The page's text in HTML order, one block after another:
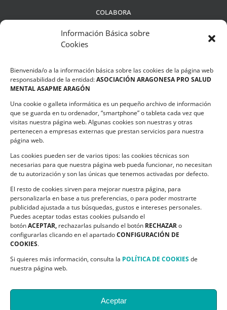
Información Básica sobre
Cookies
Bienvenida/o a la información básica sobre las cookies de la página web
responsabilidad de la entidad:ASOCIACIÓN ARAGONESA PRO SALUD
MENTAL ASAPME ARAGÓN
Una cookie o galleta informática es un pequeño archivo de información
que se guarda en tu ordenador, “smartphone” o tableta cada vez que
visitas nuestra página web. Algunas cookies son nuestras y otras
pertenecen a empresas externas que prestan servicios para nuestra
página web.
Las cookies pueden ser de varios tipos: las cookies técnicas son
necesarias para que nuestra página web pueda funcionar, no necesitan
de tu autorización y son las únicas que tenemos activadas por defecto.
El resto de cookies sirven para mejorar nuestra página, para
personalizarla en base a tus preferencias, o para poder mostrarte
publicidad ajustada a tus búsquedas, gustos e intereses personales.
Puedes aceptar todas estas cookies pulsando el
botónACEPTAR, rechazarlas pulsando el botón RECHAZARo
configurarlas clicando en el apartadoCONFIGURACIÓN DE
COOKIES.
Si quieres más información, consulta la POLÍTICA DE COOKIESde
nuestra página web.
Aceptar
COLABORA
Política de privacidad
Compromiso de Protección de Datos
Política de Cookies
CONTACTO
C/ Ciudadela s/n. Parque Delicias.
50017 Zaragoza
Teléfono:976 532 499
Email:asapme@asapme.org